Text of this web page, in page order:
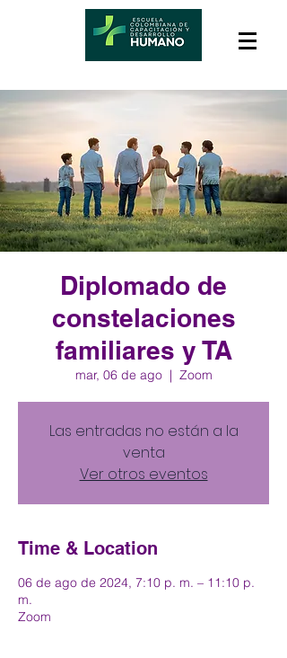
Diplomado de
constelaciones
familiares y TA
mar, 06 de ago
  |
Zoom
Las entradas no están a la
venta
Ver otros eventos
Time & Location
06 de ago de 2024, 7:10 p. m. – 11:10 p.
m.
Zoom